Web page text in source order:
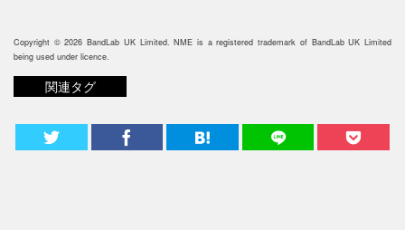
Copyright © 2026 BandLab UK Limited. NME is a registered trademark of BandLab UK Limited
being used under licence.
関連タグ